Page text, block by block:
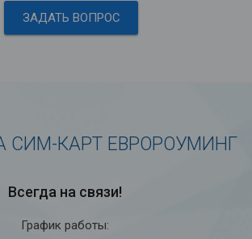
ЗАДАТЬ ВОПРОС
СИМ-КАРТ ЕВРОРОУМИНГ
Всегда на связи!
График работы: